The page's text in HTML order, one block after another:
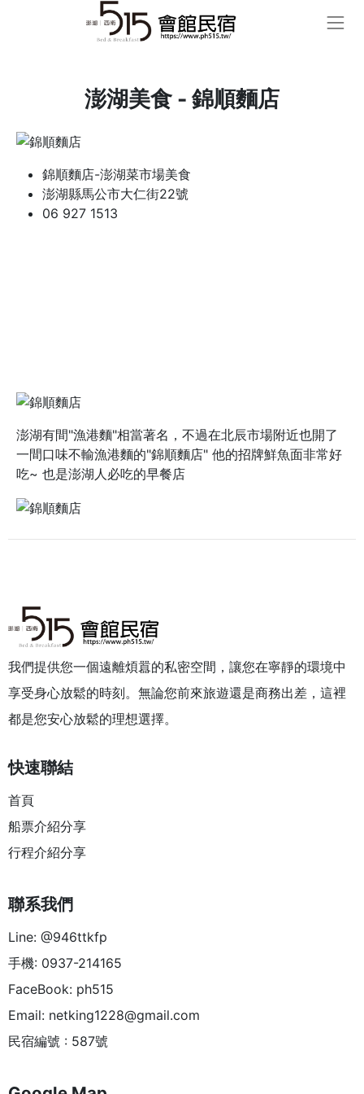
澎湖美食 - 錦順麵店
錦順麵店-澎湖菜市場美食
澎湖縣馬公市大仁街22號
06 927 1513
澎湖有間"漁港麵"相當著名，不過在北辰市場附近也開了
一間口味不輸漁港麵的"錦順麵店" 他的招牌鮮魚面非常好
吃~ 也是澎湖人必吃的早餐店
我們提供您一個遠離煩囂的私密空間，讓您在寧靜的環境中
享受身心放鬆的時刻。無論您前來旅遊還是商務出差，這裡
都是您安心放鬆的理想選擇。
快速聯結
首頁
船票介紹分享
行程介紹分享
聯系我們
Line: @946ttkfp
手機: 0937-214165
FaceBook: ph515
Email: netking1228@gmail.com
民宿編號 : 587號